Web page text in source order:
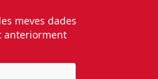
meves dades
anteriorment